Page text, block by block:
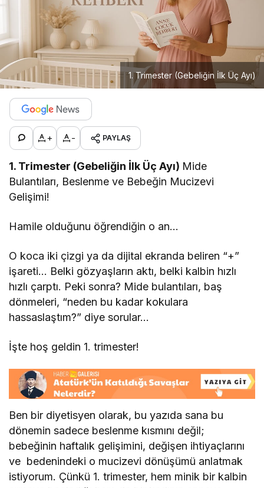
1. Trimester (Gebeliğin İlk Üç Ayı)
+ - PAYLAŞ
1. Trimester (Gebeliğin İlk Üç Ayı) Mide
Bulantıları, Beslenme ve Bebeğin Mucizevi
Gelişimi!
Hamile olduğunu öğrendiğin o an…
O koca iki çizgi ya da dijital ekranda beliren “+”
işareti… Belki gözyaşların aktı, belki kalbin hızlı
hızlı çarptı. Peki sonra? Mide bulantıları, baş
dönmeleri, “neden bu kadar kokulara
hassaslaştım?” diye sorular…
İşte hoş geldin 1. trimester!
Ben bir diyetisyen olarak, bu yazıda sana bu
dönemin sadece beslenme kısmını değil;
bebeğinin haftalık gelişimini, değişen ihtiyaçlarını
ve bedenindeki o mucizevi dönüşümü anlatmak
istiyorum. Çünkü 1. trimester, hem minik bir kalbin